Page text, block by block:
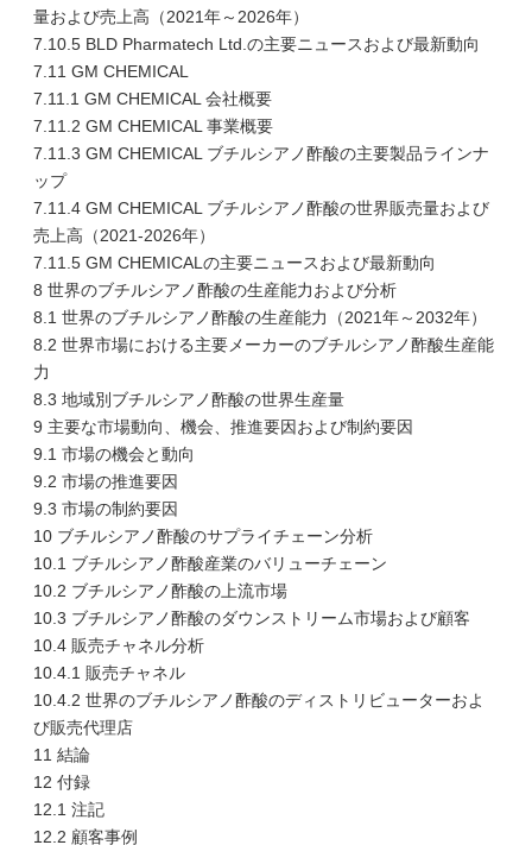
量および売上高（2021年～2026年）
7.10.5 BLD Pharmatech Ltd.の主要ニュースおよび最新動向
7.11 GM CHEMICAL
7.11.1 GM CHEMICAL 会社概要
7.11.2 GM CHEMICAL 事業概要
7.11.3 GM CHEMICAL ブチルシアノ酢酸の主要製品ラインナ
ップ
7.11.4 GM CHEMICAL ブチルシアノ酢酸の世界販売量および
売上高（2021-2026年）
7.11.5 GM CHEMICALの主要ニュースおよび最新動向
8 世界のブチルシアノ酢酸の生産能力および分析
8.1 世界のブチルシアノ酢酸の生産能力（2021年～2032年）
8.2 世界市場における主要メーカーのブチルシアノ酢酸生産能
力
8.3 地域別ブチルシアノ酢酸の世界生産量
9 主要な市場動向、機会、推進要因および制約要因
9.1 市場の機会と動向
9.2 市場の推進要因
9.3 市場の制約要因
10 ブチルシアノ酢酸のサプライチェーン分析
10.1 ブチルシアノ酢酸産業のバリューチェーン
10.2 ブチルシアノ酢酸の上流市場
10.3 ブチルシアノ酢酸のダウンストリーム市場および顧客
10.4 販売チャネル分析
10.4.1 販売チャネル
10.4.2 世界のブチルシアノ酢酸のディストリビューターおよ
び販売代理店
11 結論
12 付録
12.1 注記
12.2 顧客事例